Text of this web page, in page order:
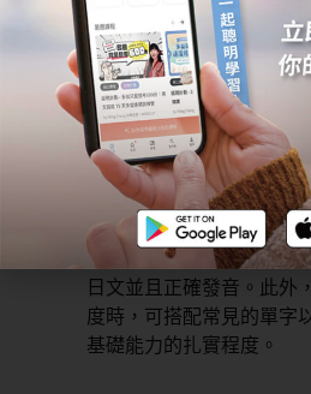
首先，可以將計畫分為階段性的
身的學習狀況、學習進度，分別
以隨時調整。
舉例來說：
在短期的三個月內，要對
音、半濁音、拗音、長音
日文並且正確發音。此外
度時，可搭配常見的單字
基礎能力的扎實程度。